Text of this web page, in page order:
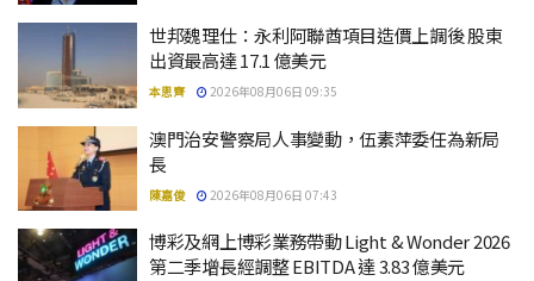
世邦魏理仕：永利阿聯酋項目造價上調後 股東
出資最高達 17.1 億美元
本思齊 2026年08月06日 09:35
澳門治安警察局人事變動，伍素萍委任為新局
長
陳嘉俊 2026年08月06日 07:43
博彩及網上博彩業務帶動 Light & Wonder 2026
第二季增長經調整 EBITDA 達 3.83 億美元